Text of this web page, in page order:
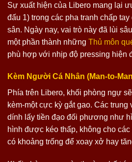
Sự xuất hiện của Libero mang lại
đấu 1) trong các pha tranh chấp
sân. Ngày nay, vai trò này đã lùi
một phần thành những Thủ môn
phù hợp với nhịp độ pressing hiện
Kèm Người Cá Nhân (Man-to-
Phía trên Libero, khối phòng ngự
kèm-một cực kỳ gắt gao. Các trung
dính lấy tiền đạo đối phương như
hình được kéo thấp, không cho
có khoảng trống để xoay xở hay